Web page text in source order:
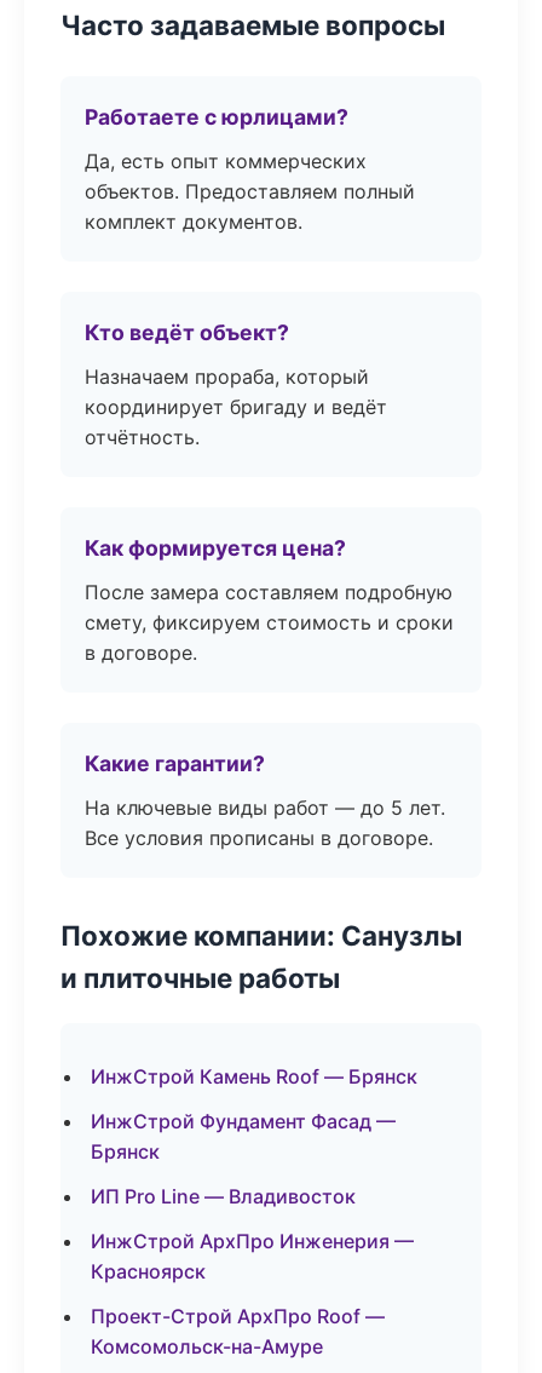
Часто задаваемые вопросы
Работаете с юрлицами?
Да, есть опыт коммерческих
объектов. Предоставляем полный
комплект документов.
Кто ведёт объект?
Назначаем прораба, который
координирует бригаду и ведёт
отчётность.
Как формируется цена?
После замера составляем подробную
смету, фиксируем стоимость и сроки
в договоре.
Какие гарантии?
На ключевые виды работ — до 5 лет.
Все условия прописаны в договоре.
Похожие компании: Санузлы
и плиточные работы
ИнжСтрой Камень Roof — Брянск
ИнжСтрой Фундамент Фасад —
Брянск
ИП Pro Line — Владивосток
ИнжСтрой АрхПро Инженерия —
Красноярск
Проект-Строй АрхПро Roof —
Комсомольск-на-Амуре